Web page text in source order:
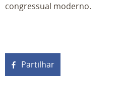
congressual moderno.
Partilhar